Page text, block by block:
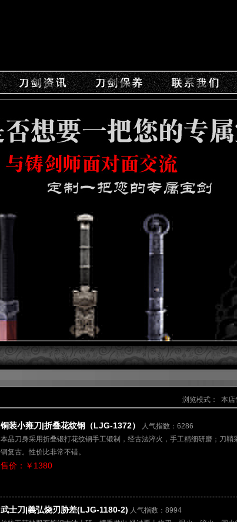
浏览模式： 本店
铜装小雍刀|折叠花纹钢（LJG-1372）
人气指数：6286
本品刀身采用折叠锻打花纹钢手工锻制，经古法淬火，手工精细研磨；刀鞘
铜复古。性价比非常不错。
售价：￥1380
武士刀|義弘烧刃胁差(LJG-1180-2) 人气指数：8994